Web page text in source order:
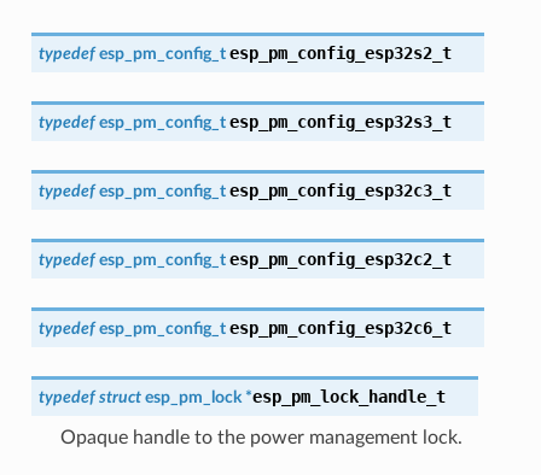
typedef esp_pm_config_t esp_pm_config_esp32s2_t
typedef esp_pm_config_t esp_pm_config_esp32s3_t
typedef esp_pm_config_t esp_pm_config_esp32c3_t
typedef esp_pm_config_t esp_pm_config_esp32c2_t
typedef esp_pm_config_t esp_pm_config_esp32c6_t
typedef struct esp_pm_lock *esp_pm_lock_handle_t
Opaque handle to the power management lock.